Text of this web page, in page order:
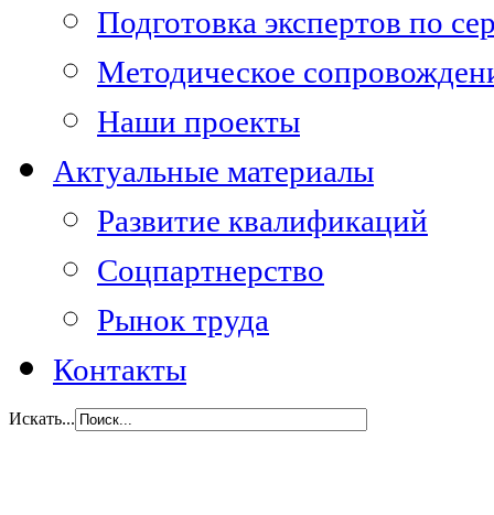
Подготовка экспертов по
Методическое
Наши проекты
Актуальные материалы
Развитие квалификаций
Соцпартнерство
Рынок труда
Контакты
Искать...